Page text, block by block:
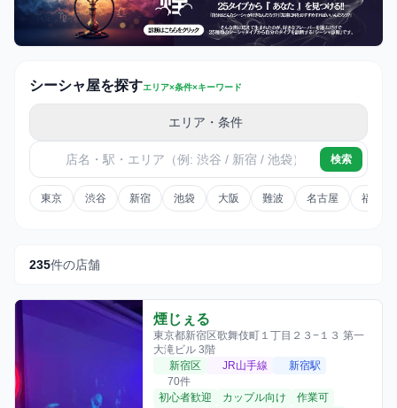
シーシャ屋を探すエリア×条件×キーワード
エリア・条件
検索
東京 渋谷 新宿 池袋 大阪 難波 名古屋 福岡
235件の店舗
煙じぇる
東京都新宿区歌舞伎町１丁目２３−１３ 第一
大滝ビル 3階
新宿区
JR山手線
新宿駅
70件
初心者歓迎
カップル向け
作業可